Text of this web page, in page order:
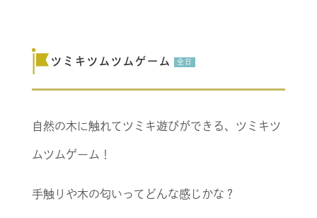
ツミキツムツムゲーム 全日
自然の木に触れてツミキ遊びができる、ツミキツ
ムツムゲーム！
手触りや木の匂いってどんな感じかな？